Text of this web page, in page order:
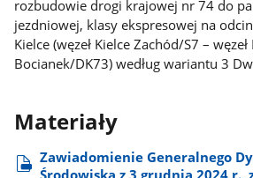
rozbudowie drogi krajowej nr 74 do
jezdniowej, klasy ekspresowej na
Kielce (węzeł Kielce Zachód/S7 – węzeł
Bocianek/DK73) według wariantu 3
Materiały
Zawiadomienie Generalnego
Środowiska z 3 grudnia 2024 r.,